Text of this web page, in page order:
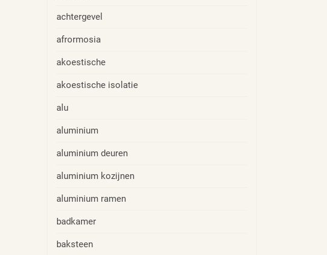
achtergevel
afrormosia
akoestische
akoestische isolatie
alu
aluminium
aluminium deuren
aluminium kozijnen
aluminium ramen
badkamer
baksteen